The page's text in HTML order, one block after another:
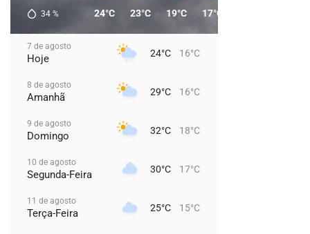
34 % 24°C 23°C 19°C 17°C
7 de agosto
Hoje 24°C 16°C
8 de agosto
Amanhã 29°C 16°C
9 de agosto
Domingo 32°C 18°C
10 de agosto
Segunda-Feira 30°C 17°C
11 de agosto
Terça-Feira 25°C 15°C